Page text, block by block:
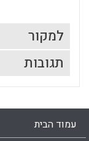
למקור
תגובות
עמוד הבית